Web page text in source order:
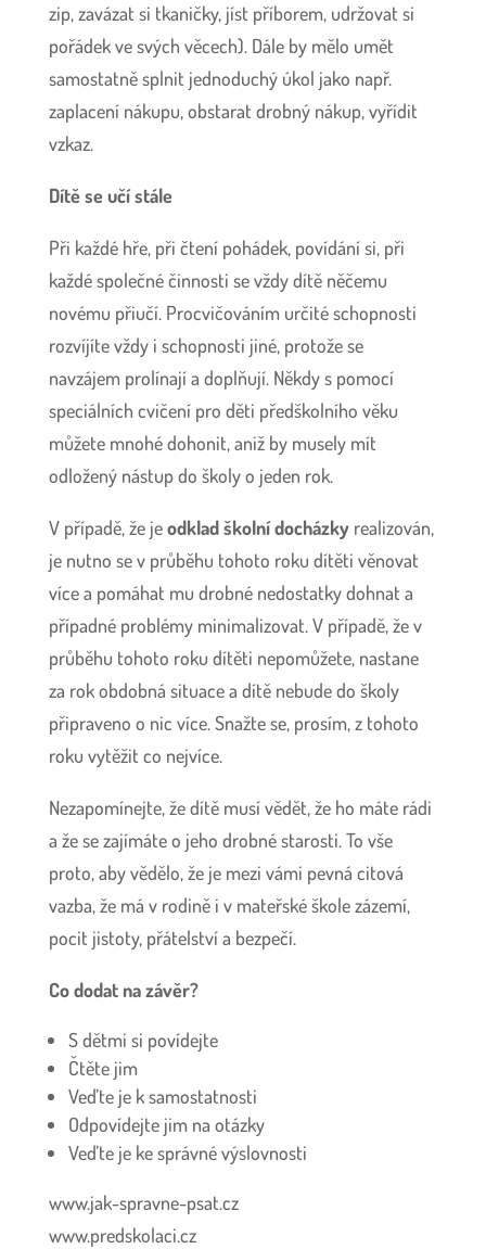
zip, zavázat si tkaničky, jíst příborem, udržovat si
pořádek ve svých věcech). Dále by mělo umět
samostatně splnit jednoduchý úkol jako např.
zaplacení nákupu, obstarat drobný nákup, vyřídit
vzkaz.
Dítě se učí stále
Při každé hře, při čtení pohádek, povídání si, při
každé společné činnosti se vždy dítě něčemu
novému přiučí. Procvičováním určité schopnosti
rozvíjíte vždy i schopnosti jiné, protože se
navzájem prolínají a doplňují. Někdy s pomocí
speciálních cvičení pro děti předškolního věku
můžete mnohé dohonit, aniž by musely mít
odložený nástup do školy o jeden rok.
V případě, že jeodklad školní docházkyrealizován,
je nutno se v průběhu tohoto roku dítěti věnovat
více a pomáhat mu drobné nedostatky dohnat a
případné problémy minimalizovat. V případě, že v
průběhu tohoto roku dítěti nepomůžete, nastane
za rok obdobná situace a dítě nebude do školy
připraveno o nic více. Snažte se, prosím, z tohoto
roku vytěžit co nejvíce.
Nezapomínejte, že dítě musí vědět, že ho máte rádi
a že se zajímáte o jeho drobné starosti. To vše
proto, aby vědělo, že je mezi vámi pevná citová
vazba, že má v rodině i v mateřské škole zázemí,
pocit jistoty, přátelství a bezpečí.
Co dodat na závěr?
S dětmi si povídejte
Čtěte jim
Veďte je k samostatnosti
Odpovídejte jim na otázky
Veďte je ke správné výslovnosti
www.jak-spravne-psat.cz
www.predskolaci.cz